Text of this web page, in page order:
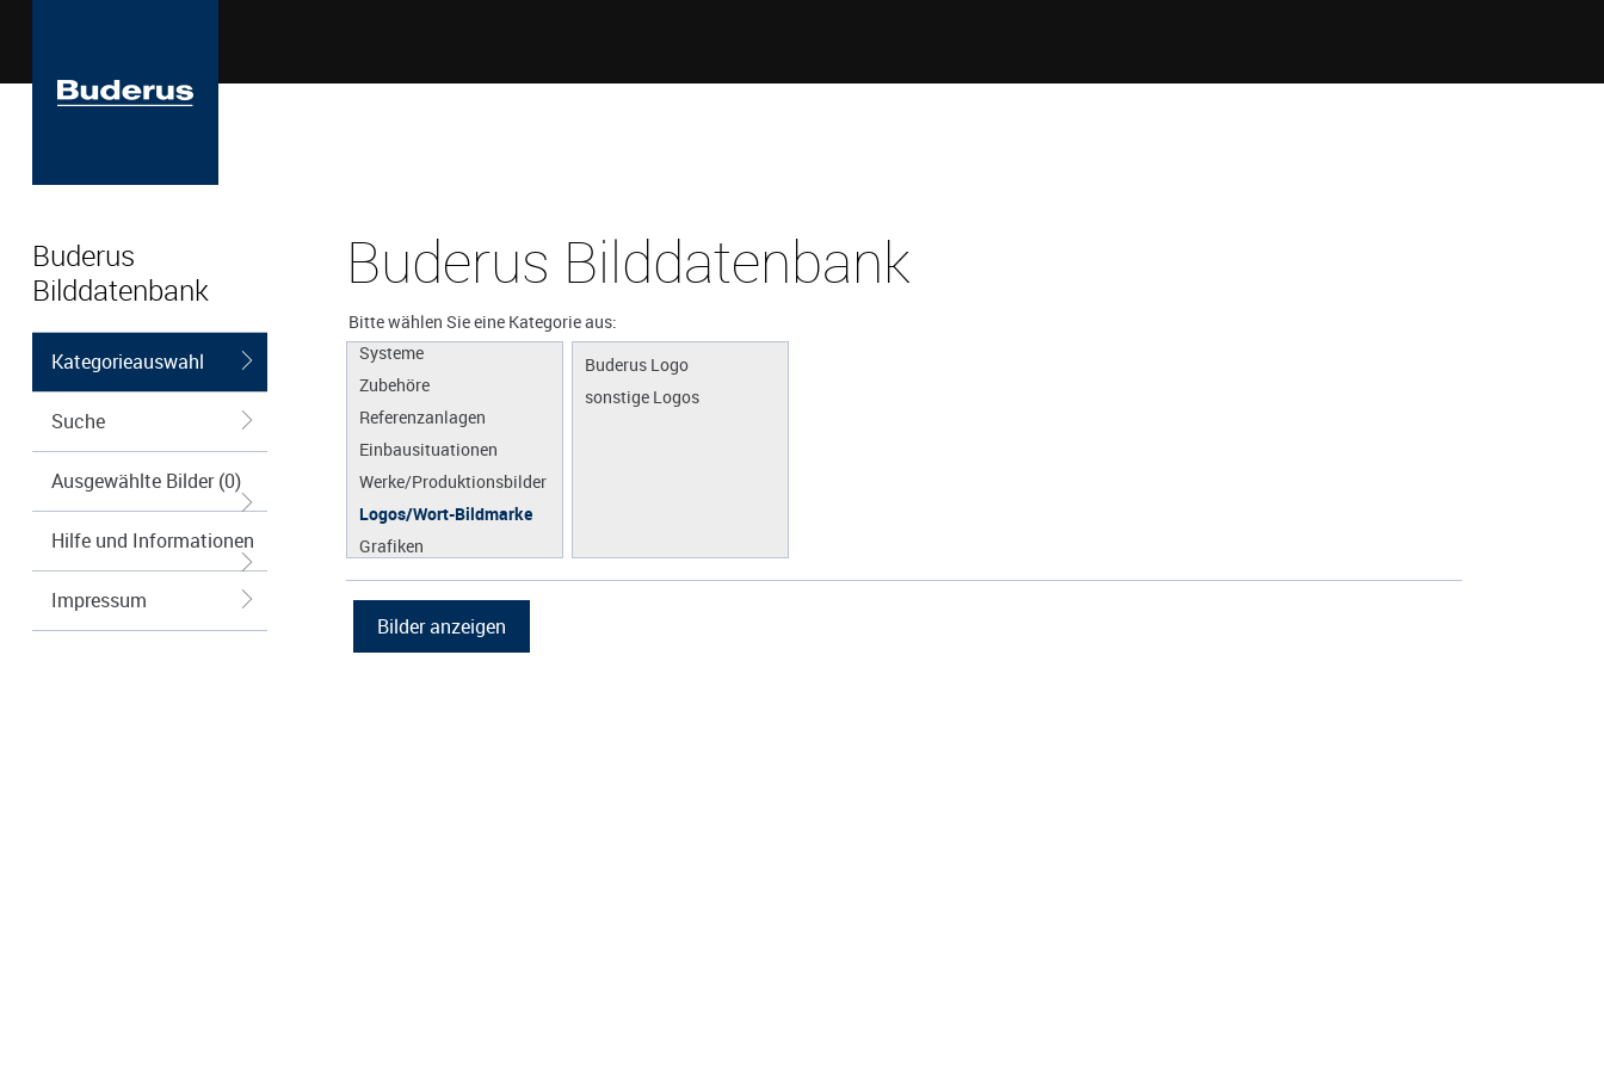
Buderus
Bilddatenbank
Kategorieauswahl
Suche
Ausgewählte Bilder (0)
Hilfe und Informationen
Impressum
Buderus Bilddatenbank
Bitte wählen Sie eine Kategorie aus:
Apps
Produkte
Systeme
Zubehöre
Referenzanlagen
Einbausituationen
Werke/Produktionsbilder
Logos/Wort-Bildmarke
Grafiken
Buderus Logo
sonstige Logos